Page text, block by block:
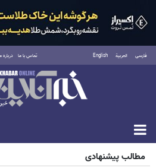
فارسی العربية English تماس با ما درباره
پنجشنبه ۱۵ مرداد ۱۴۰۵
مطالب پیشنهادی